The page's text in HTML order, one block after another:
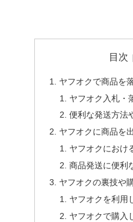
目次
ヤフオクで商品を
ヤフオク入札・
便利な発送方法
ヤフオクに商品を
ヤフオクにおけ
商品発送に便利
ヤフオクの裏技や
ヤフオクを利用
ヤフオクで購入